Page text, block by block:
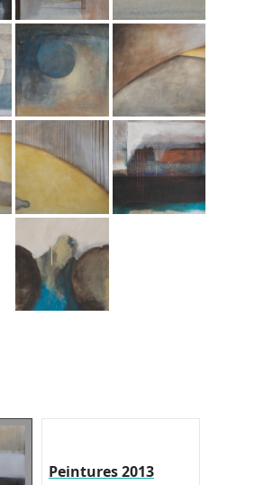
Peintures 2013